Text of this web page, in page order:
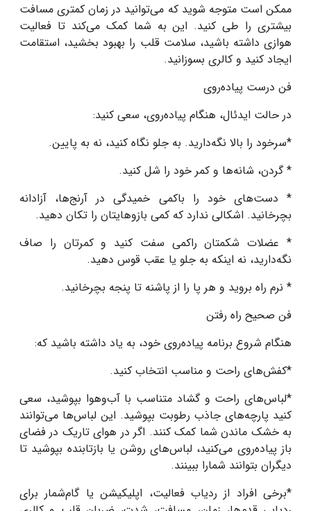
ممکن است متوجه شوید که می‌توانید در زمان کمتری مسافت
بیشتری را طی کنید. این به شما کمک می‌کند تا فعالیت
هوازی داشته باشید، سلامت قلب را بهبود بخشید، استقامت
ایجاد کنید و کالری بسوزانید.
فن درست پیاده‌روی
در حالت ایدئال، هنگام پیاده‌روی، سعی کنید:
*سرخود را بالا نگه‌دارید. به جلو نگاه کنید، نه به پایین.
* گردن، شانه‌ها و کمر خود را شل کنید.
* دست‌های خود را باکمی خمیدگی در آرنج‌ها، آزادانه
بچرخانید. اشکالی ندارد که کمی بازوهایتان را تکان دهید.
* عضلات شکمتان راکمی سفت کنید و کمرتان را صاف
نگه‌دارید، نه اینکه به جلو یا عقب قوس دهید.
* نرم راه بروید و هر پا را از پاشنه تا پنجه بچرخانید.
فن صحیح راه رفتن
هنگام شروع برنامه پیاده‌روی خود، به یاد داشته باشید که:
*کفش‌های راحت و مناسب انتخاب کنید.
*لباس‌های راحت و گشاد متناسب با آب‌وهوا بپوشید، سعی
کنید پارچه‌های جاذب رطوبت بپوشید. این لباس‌ها می‌توانند
به خشک‌ ماندن شما کمک کنند. اگر در هوای تاریک در فضای
باز پیاده‌روی می‌کنید، لباس‌های روشن یا بازتابنده بپوشید تا
دیگران بتوانند شمارا ببینند.
*برخی افراد از ردیاب فعالیت، اپلیکیشن یا گام‌شمار برای